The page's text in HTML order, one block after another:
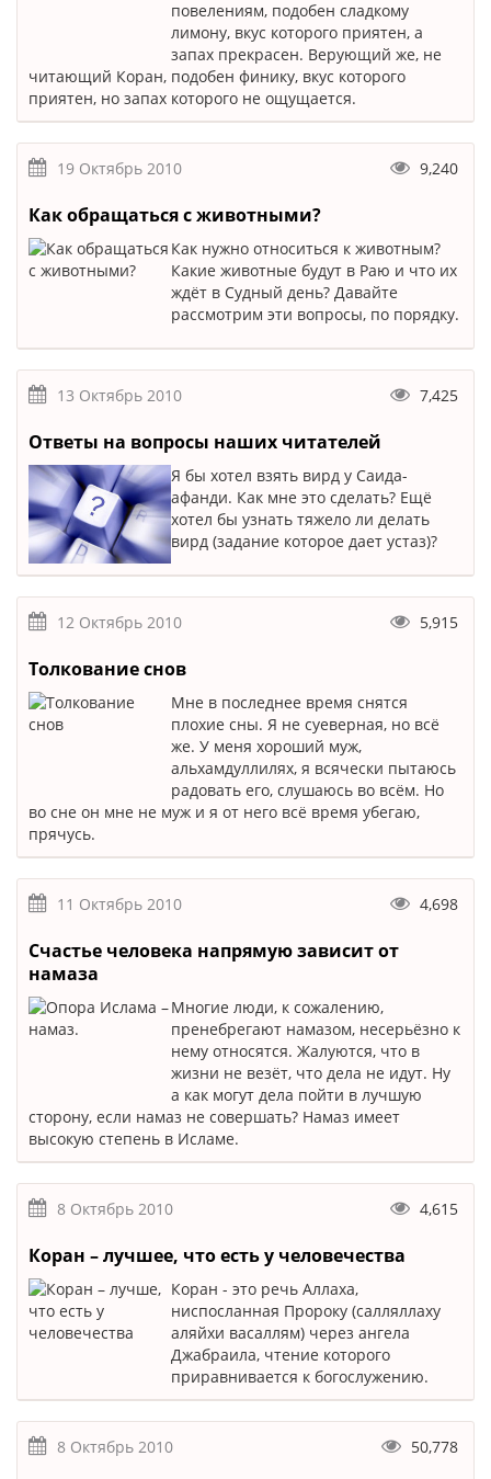
повелениям, подобен сладкому
лимону, вкус которого приятен, а
запах прекрасен. Верующий же, не
читающий Коран, подобен финику, вкус которого
приятен, но запах которого не ощущается.
19 Октябрь 2010 9,240
Как обращаться с животными?
Как нужно относиться к животным?
Какие животные будут в Раю и что их
ждёт в Судный день? Давайте
рассмотрим эти вопросы, по порядку.
13 Октябрь 2010 7,425
Ответы на вопросы наших читателей
Я бы хотел взять вирд у Саида-
афанди. Как мне это сделать? Ещё
хотел бы узнать тяжело ли делать
вирд (задание которое дает устаз)?
12 Октябрь 2010 5,915
Толкование снов
Мне в последнее время снятся
плохие сны. Я не суеверная, но всё
же. У меня хороший муж,
альхамдуллилях, я всячески пытаюсь
радовать его, слушаюсь во всём. Но
во сне он мне не муж и я от него всё время убегаю,
прячусь.
11 Октябрь 2010 4,698
Счастье человека напрямую зависит от
намаза
Многие люди, к сожалению,
пренебрегают намазом, несерьёзно к
нему относятся. Жалуются, что в
жизни не везёт, что дела не идут. Ну
а как могут дела пойти в лучшую
сторону, если намаз не совершать? Намаз имеет
высокую степень в Исламе.
8 Октябрь 2010 4,615
Коран – лучшее, что есть у человечества
Коран - это речь Аллаха,
ниспосланная Пророку (салляллаху
аляйхи васаллям) через ангела
Джабраила, чтение которого
приравнивается к богослужению.
8 Октябрь 2010 50,778